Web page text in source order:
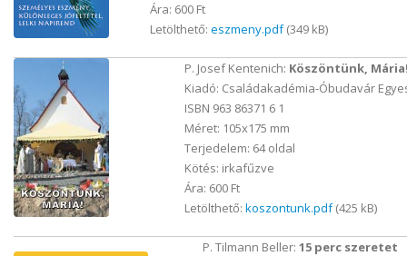
Ára: 600 Ft
Letölthető: eszmeny.pdf(349 kB)
P. Josef Kentenich: Köszöntünk,
Kiadó: Családakadémia-Óbudavár
ISBN 963 86371 6 1
Méret: 105x175 mm
Terjedelem: 64 oldal
Kötés: irkafűzve
Ára: 600 Ft
Letölthető: koszontunk.pdf(425 kB)
P. Tilmann Beller: 15 perc szeretet